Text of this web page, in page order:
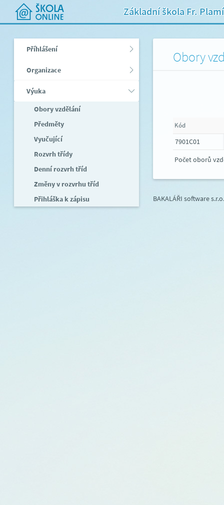
Základní škola Fr.
Příhlášení
Organizace
Výuka
Obory vzdělání
Předměty
Vyučující
Rozvrh třídy
Denní rozvrh tříd
Změny v rozvrhu tříd
Přihláška k zápisu
Obory
Kód
7901C01
Počet oborů
BAKALÁŘI software s.r.o.